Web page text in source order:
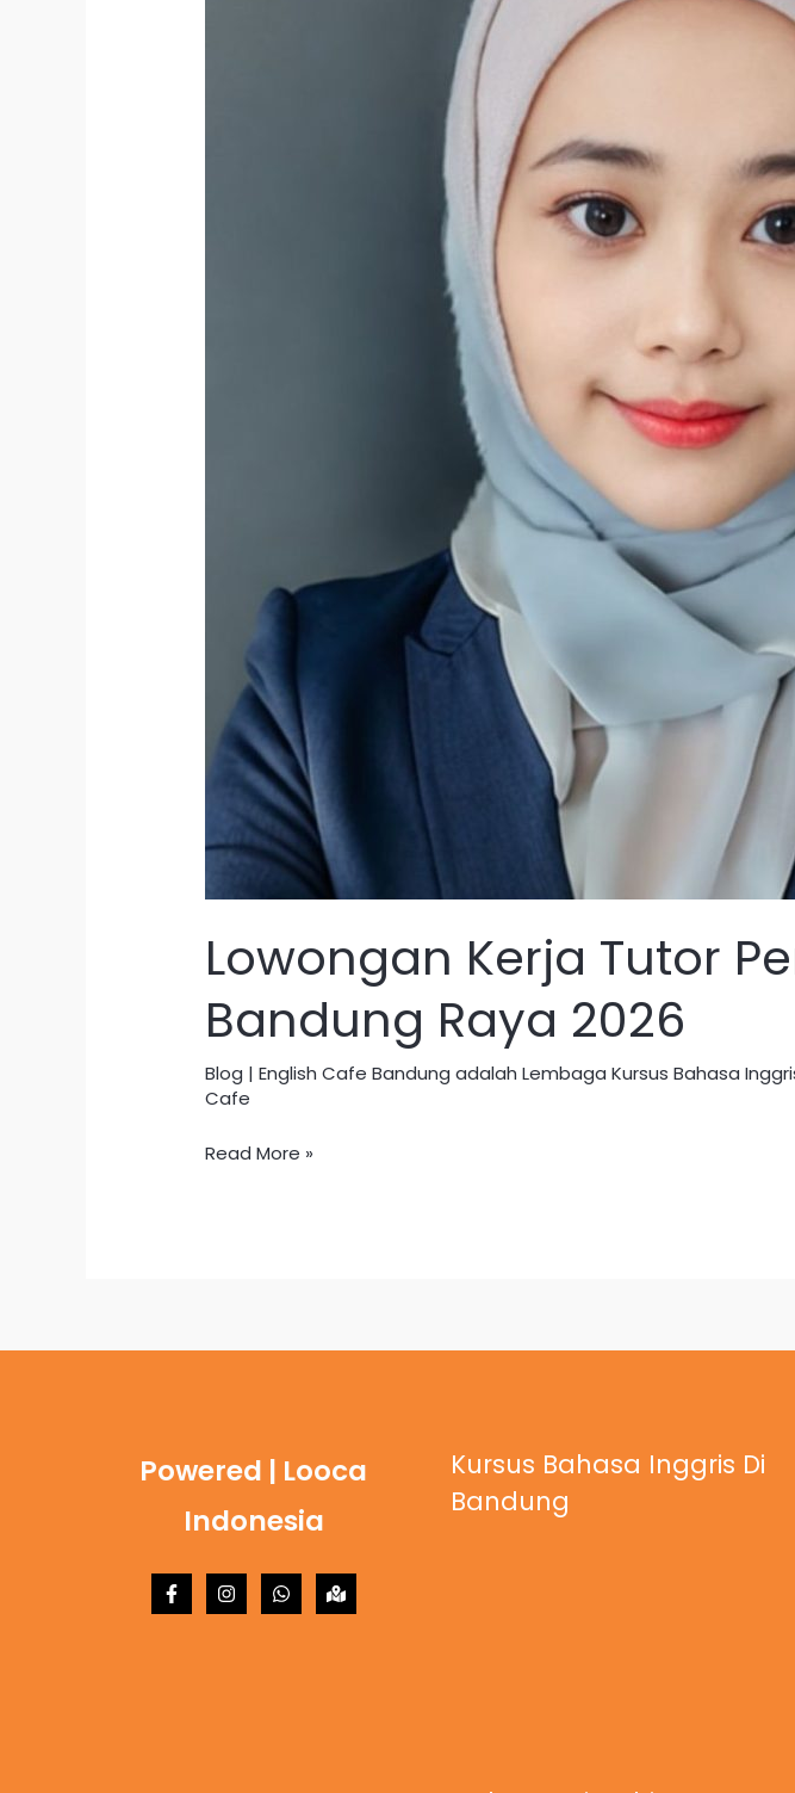
Lowongan Kerja Tutor
Bandung Raya 2026
Blog | English Cafe Bandung adalah Lembaga Kursus Bahasa
Cafe
Read More »
Powered | Looca
Indonesia
Kursus Bahasa Inggris Di
Bandung